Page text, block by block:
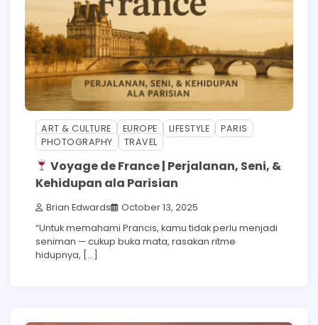
ART & CULTURE EUROPE LIFESTYLE
PARIS
PHOTOGRAPHY
TRAVEL
Voyage de France | Perjalanan, Seni, &
Kehidupan ala Parisian
Brian Edwards October 13, 2025
“Untuk memahami Prancis, kamu tidak perlu menjadi
seniman — cukup buka mata, rasakan ritme
hidupnya, […]